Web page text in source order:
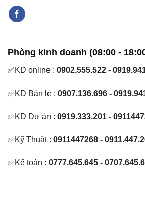
Phòng kinh doanh (08:00 -
✅KD online : 0902.555.522 -
✅KD Bán lẻ : 0907.136.696 -
✅KD Dự án : 0919.333.201 -
✅Kỹ Thuật : 0911447268 -
✅Kế toán : 0777.645.645 -